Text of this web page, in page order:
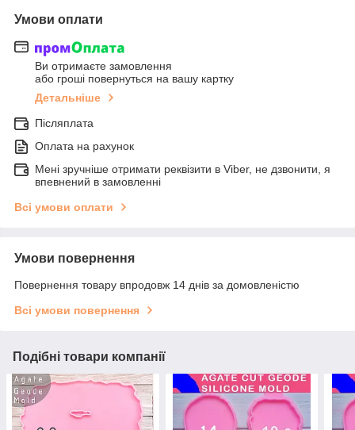
Умови оплати
Ви отримаєте замовлення
або гроші повернуться на вашу картку
Детальніше
Післяплата
Оплата на рахунок
Мені зручніше отримати реквізити в Viber, не дзвонити, я
впевнений в замовленні
Всі умови оплати
Умови повернення
Повернення товару впродовж 14 днів за домовленістю
Всі умови повернення
Подібні товари компанії